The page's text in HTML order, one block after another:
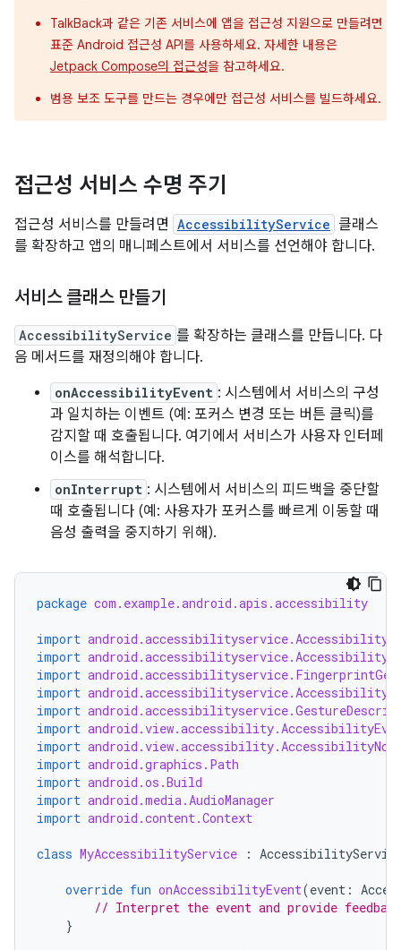
TalkBack과 같은 기존 서비스에 앱을 접근성 지원으로 만들려면
표준 Android 접근성 API를 사용하세요. 자세한 내용은
Jetpack Compose의 접근성을 참고하세요.
범용 보조 도구를 만드는 경우에만 접근성 서비스를 빌드하세요.
접근성 서비스 수명 주기
접근성 서비스를 만들려면 AccessibilityService 클래스
를 확장하고 앱의 매니페스트에서 서비스를 선언해야 합니다.
서비스 클래스 만들기
AccessibilityService 를 확장하는 클래스를 만듭니다. 다
음 메서드를 재정의해야 합니다.
onAccessibilityEvent : 시스템에서 서비스의 구성
과 일치하는 이벤트 (예: 포커스 변경 또는 버튼 클릭)를
감지할 때 호출됩니다. 여기에서 서비스가 사용자 인터페
이스를 해석합니다.
onInterrupt : 시스템에서 서비스의 피드백을 중단할
때 호출됩니다 (예: 사용자가 포커스를 빠르게 이동할 때
음성 출력을 중지하기 위해).
package com.example.android.apis.accessibility
import
import
import
import
import
import
import
import android.graphics.Path
import android.os.Build
import android.media.AudioManager
import android.content.Context
class MyAccessibilityService :
override fun onAccessibilityEvent(event :
// Interpret the event and provide
}